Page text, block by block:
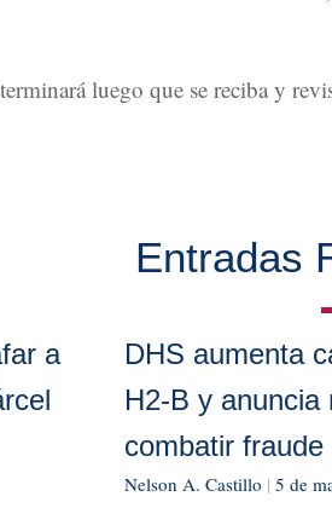
luego que se reciba y
Entradas
a
DHS aumenta
H2-B y anuncia
combatir fraude
Nelson A. Castillo | 5 de